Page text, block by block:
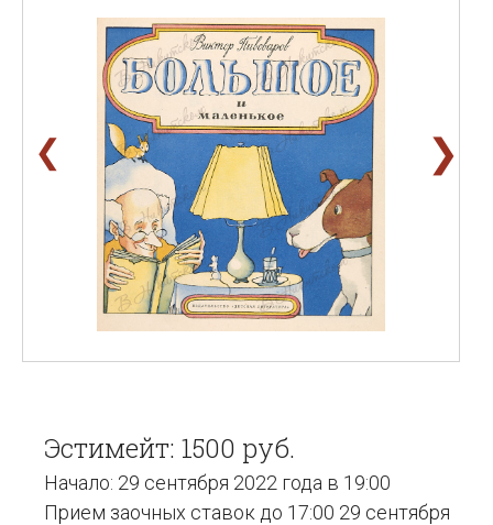
❮ ❯
Эстимейт: 1500 руб.
Начало: 29 сентября 2022 года в 19:00
Прием заочных ставок до 17:00 29 сентября